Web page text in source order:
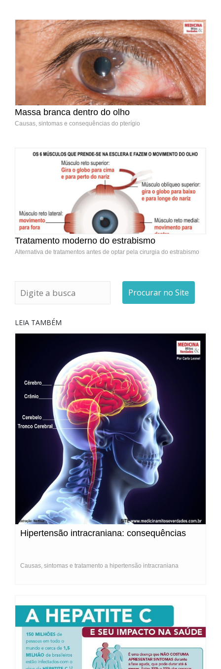
Massa branca dentro do olho
Causas, sintomas e consequências do pterígio
Tratamento moderno do estrabismo
Alternativa de tratamentos antes de optar pela cirurgia do estrabismo
Procurar no Site
LEIA TAMBÉM
Hipertensão intracraniana: consequências
Causas, sintomas e tratamento a hipertensão intracraniana